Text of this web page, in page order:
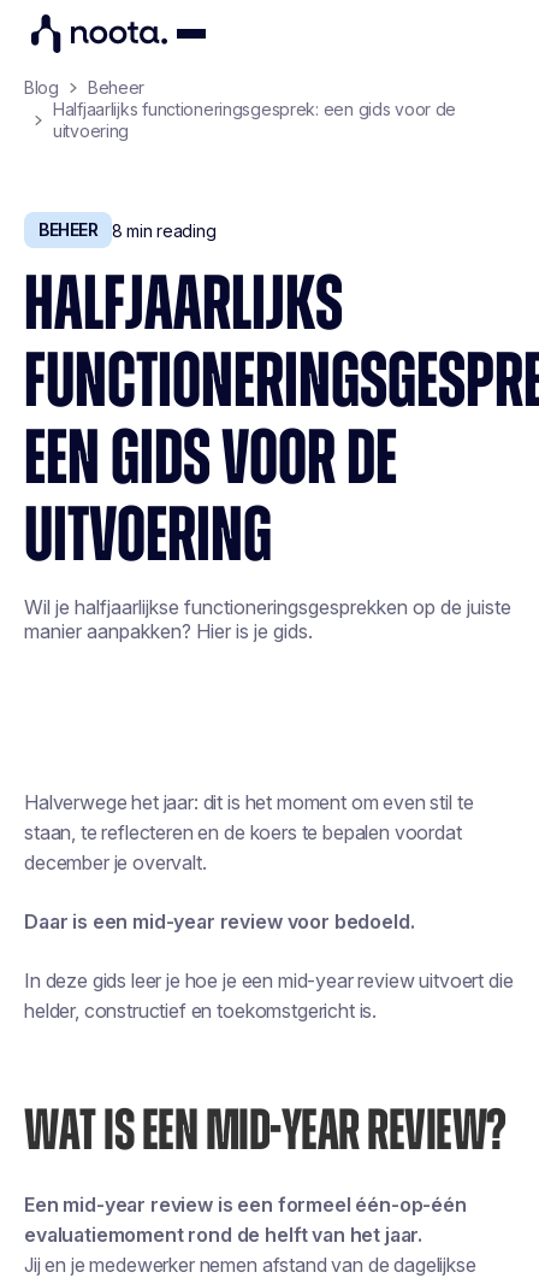
Blog
Beheer
Halfjaarlijks functioneringsgesprek: een gids voor de
uitvoering
BEHEER 8 min reading
HALFJAARLIJKS
EEN GIDS VOOR DE
UITVOERING
Wil je halfjaarlijkse functioneringsgesprekken op de juiste
manier aanpakken? Hier is je gids.
Halverwege het jaar: dit is het moment om even stil te
staan, te reflecteren en de koers te bepalen voordat
december je overvalt.
Daar is een mid-year review voor bedoeld.
In deze gids leer je hoe je een mid-year review uitvoert die
helder, constructief en toekomstgericht is.
WAT IS EEN MID-YEAR REVIEW?
Een mid-year review is een formeel één-op-één
evaluatiemoment rond de helft van het jaar.
Jij en je medewerker nemen afstand van de dagelijkse